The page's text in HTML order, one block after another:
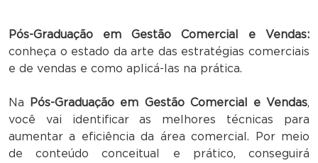
Pós-Graduação em Gestão Comercial e Vendas:
conheça o estado da arte das estratégias comerciais
e de vendas e como aplicá-las na prática.
Na Pós-Graduação em Gestão Comercial e Vendas,
você vai identificar as melhores técnicas para
aumentar a eficiência da área comercial. Por meio
de conteúdo conceitual e prático, conseguirá